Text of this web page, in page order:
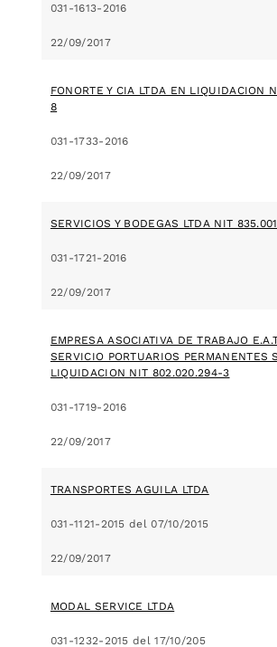
031-1613-2016
22/09/2017
FONORTE Y CIA LTDA EN LIQUIDACION
8
031-1733-2016
22/09/2017
SERVICIOS Y BODEGAS LTDA NIT
031-1721-2016
22/09/2017
EMPRESA ASOCIATIVA DE TRABAJO
SERVICIO PORTUARIOS PERMANENTES
LIQUIDACION NIT 802.020.294-3
031-1719-2016
22/09/2017
TRANSPORTES AGUILA LTDA
031-1121-2015 del 07/10/2015
22/09/2017
MODAL SERVICE LTDA
031-1232-2015 del 17/10/205